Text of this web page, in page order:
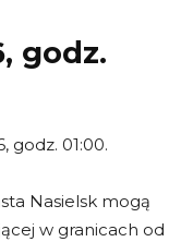
godz.
godz. 01:00.
Nasielsk mogą
w granicach od